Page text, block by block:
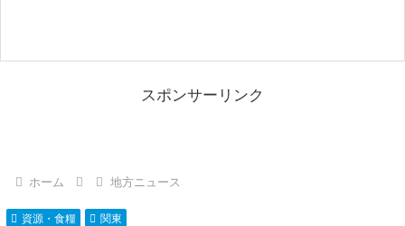
スポンサーリンク
ホーム 地方ニュース
資源・食糧 関東